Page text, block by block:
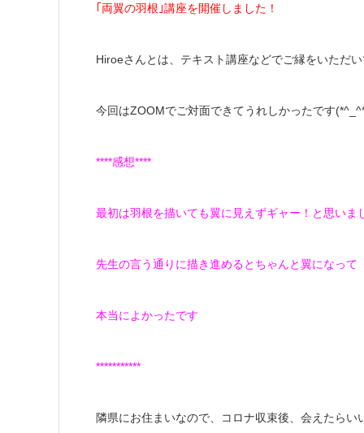
｢両翼の羽根｣講座を開催しました！
Hiroeさんとは、テキスト講座などでご縁をいただ
今回はZOOMでご対面できてうれしかったです
****感想****
最初は羽根を描いても翼に見えずギャー！と思いま
先生の言う通りに描き進めるとちゃんと翼になって
本当によかったです
***********
隣県にお住まいなので、コロナ収束後、会えたらい